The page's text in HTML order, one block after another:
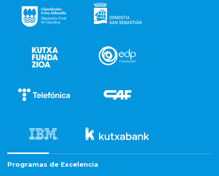
Programas de Excelencia